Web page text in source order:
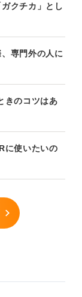
クチカ」とし
専門外の人に
きのコツはあ
に使いたいの